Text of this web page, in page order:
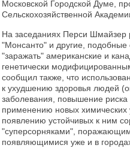
Московской Городской Думе,
Сельскохозяйственной
На заседаниях Перси Шмайзер
"Монсанто" и другие,
"заражать" американские и
генетически
сообщил также, что
к ухудшению здоровья людей
заболевания, повышение
применению новых
появлению устойчивых к ним
"суперсорняками",
появляющимися уже и в